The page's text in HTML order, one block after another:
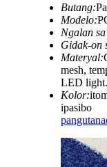
Butang:
Modelo:
Ngalan
Gidak-on
Materyal:
mesh,
LED
Kolor:
ipasibo
pangutana